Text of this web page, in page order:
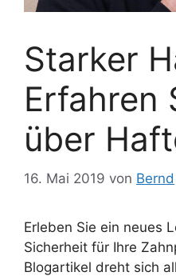
Starker
Erfahren
über
16. Mai 2019 von Bernd
Erleben Sie ein neues
Sicherheit für Ihre
Blogartikel dreht sich